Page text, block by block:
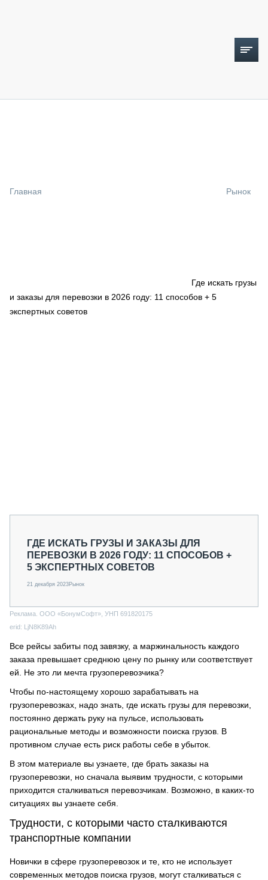
СПЕЦПРОЕКТЫ
МЕРОПРИЯТИЯ
Главная Рынок
Где искать грузы
и заказы для перевозки в 2026 году: 11 способов + 5
экспертных советов
ГДЕ ИСКАТЬ ГРУЗЫ И ЗАКАЗЫ ДЛЯ
ПЕРЕВОЗКИ В 2026 ГОДУ: 11 СПОСОБОВ +
5 ЭКСПЕРТНЫХ СОВЕТОВ
21 декабря 2023Рынок
Реклама. ООО «БонумСофт», УНП 691820175
erid: LjN8K89Ah
Все рейсы забиты под завязку, а маржинальность каждого
заказа превышает среднюю цену по рынку или соответствует
ей. Не это ли мечта грузоперевозчика?
Чтобы по-настоящему хорошо зарабатывать на
грузоперевозках, надо знать, где искать грузы для перевозки,
постоянно держать руку на пульсе, использовать
рациональные методы и возможности поиска грузов. В
противном случае есть риск работы себе в убыток.
В этом материале вы узнаете, где брать заказы на
грузоперевозки, но сначала выявим трудности, с которыми
приходится сталкиваться перевозчикам. Возможно, в каких-то
ситуациях вы узнаете себя.
Трудности, с которыми часто сталкиваются
транспортные компании
Новички в сфере грузоперевозок и те, кто не использует
современных методов поиска грузов, могут сталкиваться с